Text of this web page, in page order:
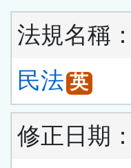
法規名稱：
民法 英
修正日期：